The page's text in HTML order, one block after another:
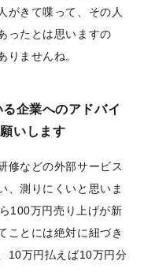
がきて喋って、その人
ったとは思いますの
りませんね。
企業へのアドバイ
いします
修などの外部サービス
、測りにくいと思いま
100万円売り上げが新
ことには絶対に紐づき
10万円払えば10万円分